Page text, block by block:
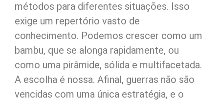
métodos para diferentes situações. Isso
exige um repertório vasto de
conhecimento. Podemos crescer como um
bambu, que se alonga rapidamente, ou
como uma pirâmide, sólida e multifacetada.
A escolha é nossa. Afinal, guerras não são
vencidas com uma única estratégia, e o